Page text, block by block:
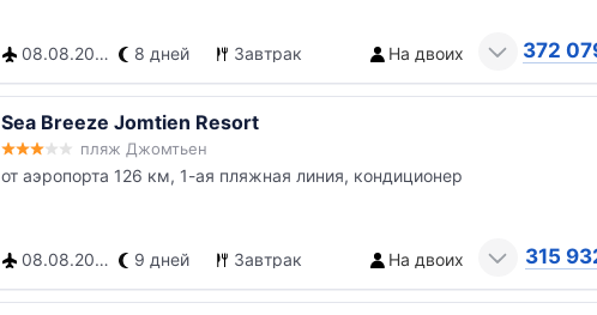
08.08.2026 8 дней Завтрак На двоих 372
Sea Breeze Jomtien Resort
пляж Джомтьен
от аэропорта 126 км, 1-ая пляжная линия, кондиционер
08.08.2026 9 дней Завтрак На двоих 315